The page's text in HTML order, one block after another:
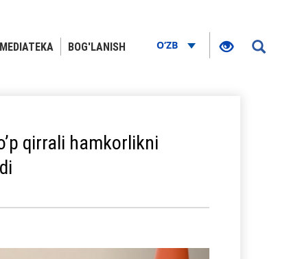
MEDIATEKA BOG'LANISH O‘ZB
qirrali hamkorlikni